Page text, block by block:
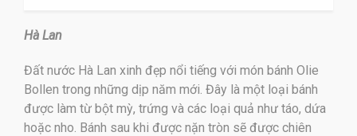
Hà Lan
Đất nước Hà Lan xinh đẹp nổi tiếng với món bánh Olie
Bollen trong những dịp năm mới. Đây là một loại bánh
được làm từ bột mỳ, trứng và các loại quả như táo, dứa
hoặc nho. Bánh sau khi được nặn tròn sẽ được chiên